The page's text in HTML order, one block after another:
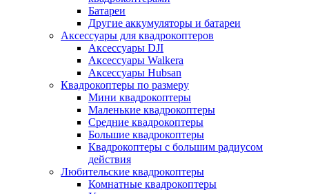
Батареи
Другие аккумуляторы и батареи
Аксессуары для квадрокоптеров
Аксессуары DJI
Аксессуары Walkera
Аксессуары Hubsan
Квадрокоптеры по размеру
Мини квадрокоптеры
Маленькие квадрокоптеры
Средние квадрокоптеры
Большие квадрокоптеры
Квадрокоптеры с большим радиусом
действия
Любительские квадрокоптеры
Комнатные квадрокоптеры